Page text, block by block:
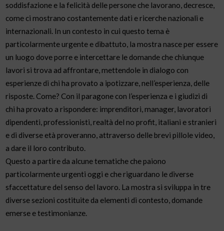
soddisfazione e la felicità delle persone che lavorano, decresce,
come ci mostrano costantemente dati e ricerche nazionali e
internazionali. In un contesto in cui questo tema è
particolarmente urgente e dibattuto, la mostra nasce per essere
un luogo dove porre e intercettare le domande che chiunque
lavori si trova ad affrontare, mettendole in dialogo con
esperienze di chi ha provato a ipotizzare, nell’esperienza, delle
risposte. Come? Con il paragone con l’esperienza e i giudizi di
chi ha provato a rispondere: imprenditori, manager, lavoratori
dipendenti, professionisti, realtà del no profit, italiani e stranieri
e di diverse età proveranno, attraverso delle brevi pillole video,
a dare il loro contributo.
Questo a partire da alcune tematiche che paiono
particolarmente urgenti oggi e che riguardano le diverse
sfaccettature del senso del lavoro. La mostra si sviluppa in tre
diverse sezioni costituite da elementi di contesto, domande
emerse e testimonianze.